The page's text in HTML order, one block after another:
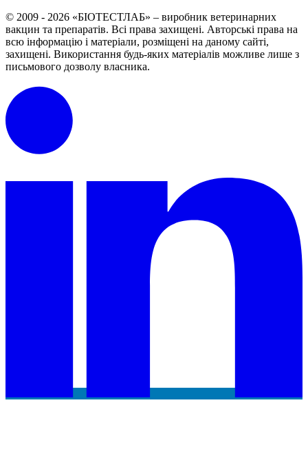
© 2009 - 2026 «БІОТЕСТЛАБ» – виробник ветеринарних
вакцин та препаратів. Всі права захищені. Авторські права на
всю інформацію і матеріали, розміщені на даному сайті,
захищені. Використання будь-яких матеріалів можливе лише з
письмового дозволу власника.